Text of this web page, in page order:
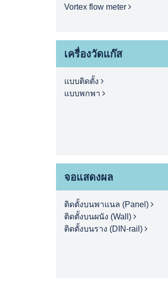
Vortex flow meter
เครื่องวัดแก๊ส
แบบติดตั้ง
แบบพกพา
จอแสดงผล
ติดตั้งบนพาแนล (Panel)
ติดตั้งบนผนัง (Wall)
ติดตั้งบนราง (DIN-rail)